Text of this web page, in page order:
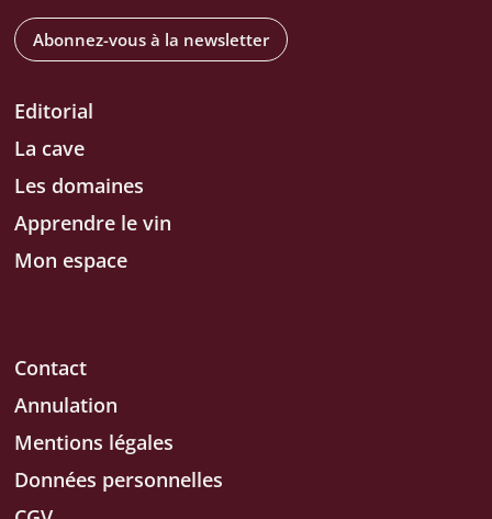
Abonnez-vous à la newsletter
Editorial
La cave
Les domaines
Apprendre le vin
Mon espace
Contact
Annulation
Mentions légales
Données personnelles